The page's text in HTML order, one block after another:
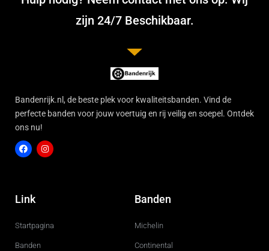
zijn 24/7 Beschikbaar.
Bandenrijk.nl, de beste plek voor kwaliteitsbanden. Vind de
perfecte banden voor jouw voertuig en rij veilig en soepel. Ontdek
ons nu!
c
e
o
g
r
Link
Startpagina
Banden
Banden
Michelin
Continental